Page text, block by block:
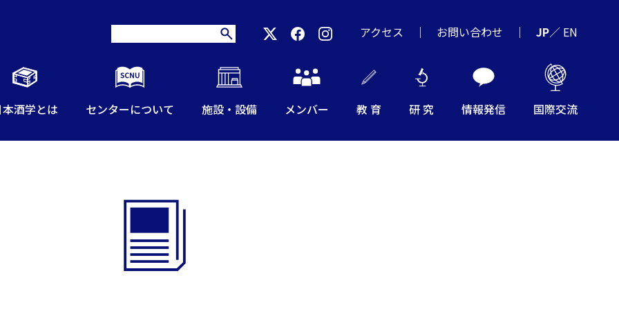
酒学とは センターについて 施設・設備 メンバー 教 育 研 究 情報発信 国際交流
アクセス お問い合わせ JP／ EN